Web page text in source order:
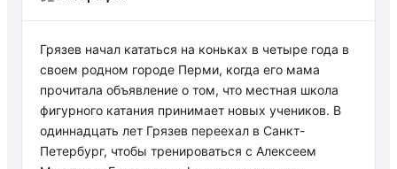
Грязев начал кататься на коньках в четыре года в
своем родном городе Перми, когда его мама
прочитала объявление о том, что местная школа
фигурного катания принимает новых учеников. В
одиннадцать лет Грязев переехал в Санкт-
Петербург, чтобы тренироваться с Алексеем